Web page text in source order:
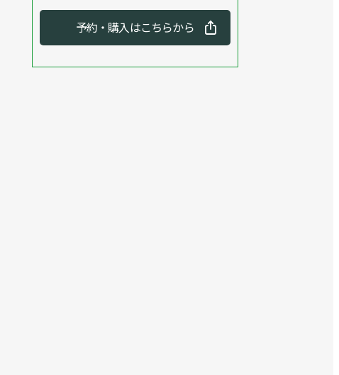
予約・購入はこちらから